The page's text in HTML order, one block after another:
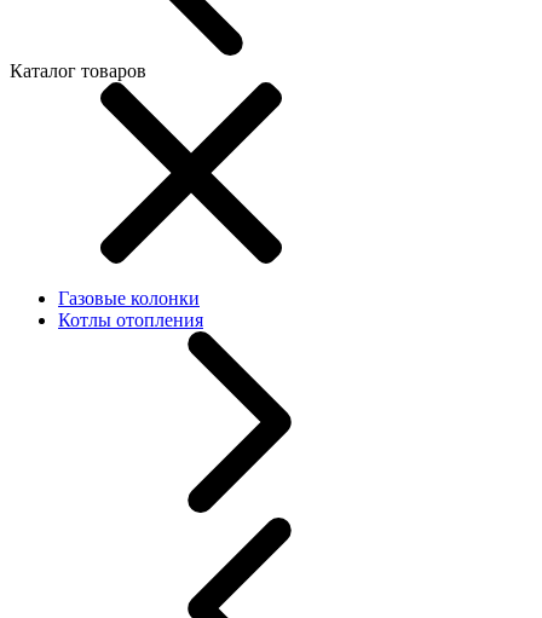
Каталог товаров
Газовые колонки
Котлы отопления